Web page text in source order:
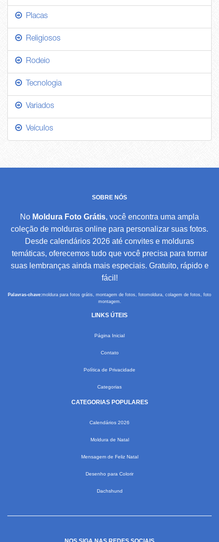
Placas
Religiosos
Rodeio
Tecnologia
Variados
Veículos
SOBRE NÓS
No Moldura Foto Grátis, você encontra uma ampla
coleção de molduras online para personalizar suas fotos.
Desde calendários 2026 até convites e molduras
temáticas, oferecemos tudo que você precisa para tornar
suas lembranças ainda mais especiais. Gratuito, rápido e
fácil!
Palavras-chave:moldura para fotos grátis, montagem de fotos, fotomoldura, colagem de fotos, foto
montagem.
LINKS ÚTEIS
Página Inicial
Contato
Política de Privacidade
Categorias
CATEGORIAS POPULARES
Calendários 2026
Moldura de Natal
Mensagem de Feliz Natal
Desenho para Colorir
Dachshund